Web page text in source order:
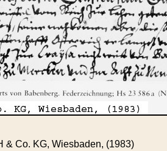
& Co. KG, Wiesbaden, (1983)